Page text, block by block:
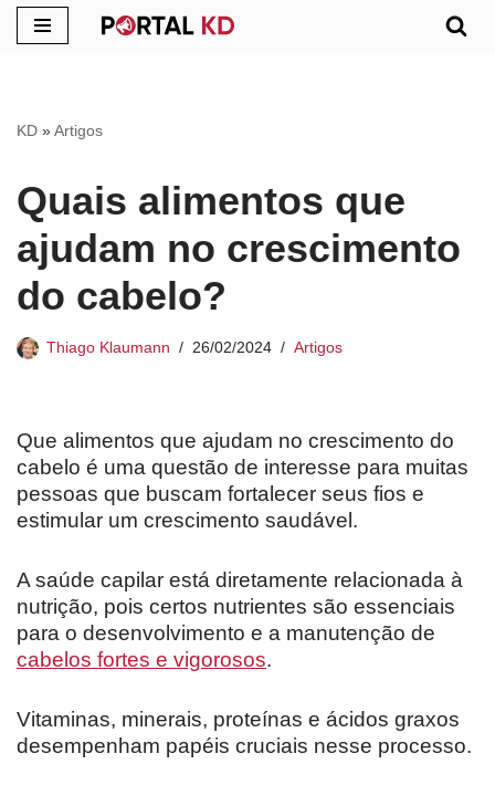
conteúdo
KD »Artigos
Quais alimentos que
ajudam no crescimento
do cabelo?
Thiago Klaumann 26/02/2024 Artigos
Que alimentos que ajudam no crescimento do
cabelo é uma questão de interesse para muitas
pessoas que buscam fortalecer seus fios e
estimular um crescimento saudável.
A saúde capilar está diretamente relacionada à
nutrição, pois certos nutrientes são essenciais
para o desenvolvimento e a manutenção de
cabelos fortes e vigorosos.
Vitaminas, minerais, proteínas e ácidos graxos
desempenham papéis cruciais nesse processo.